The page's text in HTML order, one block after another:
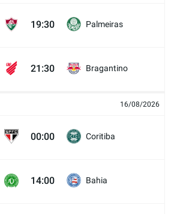
19:30 Palmeiras
21:30 Bragantino
16/08/2026
00:00 Coritiba
14:00 Bahia